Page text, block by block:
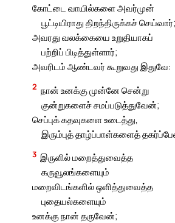
கோட்டை வாயில்களை அவர்முன்
பூட்டியிராது திறந்திருக்கச் செய்வார்;
அவரது வலக்கையை உறுதியாகப்
பற்றிப் பிடித்துள்ளார்;
அவரிடம் ஆண்டவர் கூறுவது இதுவே:
2 நான் உனக்கு முன்னே சென்று
குன்றுகளைச் சமப்படுத்துவேன்;
செப்புக் கதவுகளை உடைத்து,
இரும்புத் தாழ்ப்பாள்களைத்
3 இருளில் மறைத்துவைத்த
கருவூலங்களையும்
மறைவிடங்களில் ஒளித்துவைத்த
புதையல்களையும்
உனக்கு நான் தருவேன்;